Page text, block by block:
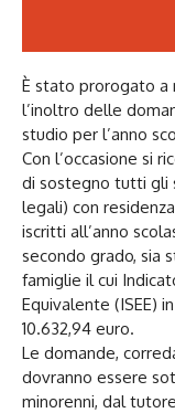
È stato prorogato a
l’inoltro delle
studio per l’anno
Con l’occasione si
di sostegno tutti gli
legali) con
iscritti all’anno
secondo grado, sia
famiglie il cui
Equivalente (ISEE)
10.632,94 euro.
Le domande,
dovranno essere
minorenni, dal